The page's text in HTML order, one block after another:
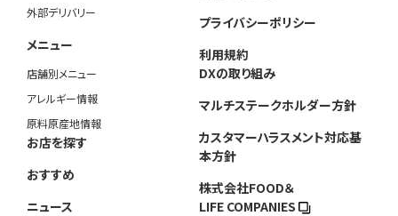
外部デリバリー
メニュー
店舗別メニュー
アレルギー情報
原料原産地情報
お店を探す
おすすめ
ニュース
プライバシーポリシー
利用規約
DXの取り組み
マルチステークホルダー方針
カスタマーハラスメント対応基
本方針
株式会社FOOD＆
LIFE COMPANIES